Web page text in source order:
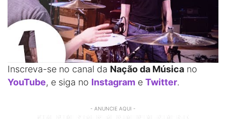
Inscreva-se no canal da Nação da Música no
YouTube, e siga no Instagram e Twitter.
- ANUNCIE AQUI -